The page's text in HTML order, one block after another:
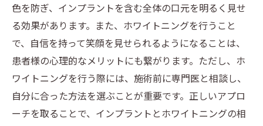
色を防ぎ、インプラントを含む全体の口元を明るく見せ
る効果があります。また、ホワイトニングを行うこと
で、自信を持って笑顔を見せられるようになることは、
患者様の心理的なメリットにも繋がります。ただし、ホ
ワイトニングを行う際には、施術前に専門医と相談し、
自分に合った方法を選ぶことが重要です。正しいアプロ
ーチを取ることで、インプラントとホワイトニングの相